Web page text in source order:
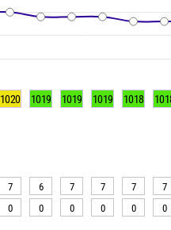
1020 1019 1019 1019 1018
7 6 7 7 7 7
0 0 0 0 0 0